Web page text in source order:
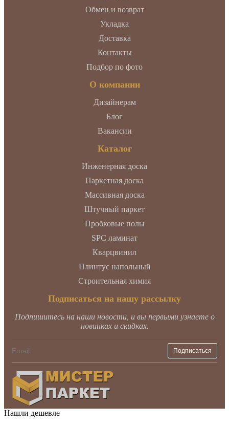
Обмен и возврат
Укладка
Доставка
Контакты
Подбор по фото
О компании
Дизайнерам
Блог
Вакансии
Каталог
Инженерная доска
Паркетная доска
Массивная доска
Штучный паркет
Пробковые полы
SPC ламинат
Кварцвинил
Плинтус напольный
Строительная химия
Подписаться на нашу рассылку
Подпишитесь на наши новости, и вы первыми узнаете о
новинках и скидках.
Нашли дешевле